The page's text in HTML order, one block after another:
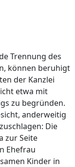
Trennung des
können beruhigt
der Kanzlei
etwa mit
zu begründen.
anderweitig
Die
zur Seite
Ehefrau
Kinder in